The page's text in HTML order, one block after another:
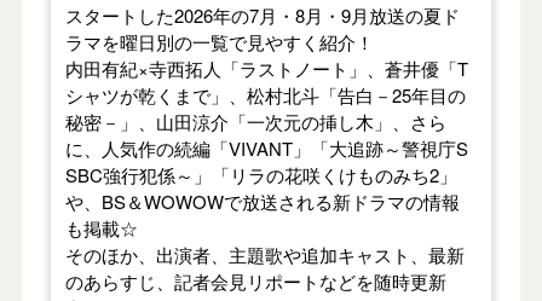
スタートした2026年の7月・8月・9月放送の夏ド
ラマを曜日別の一覧で見やすく紹介！
内田有紀×寺西拓人「ラストノート」、蒼井優「T
シャツが乾くまで」、松村北斗「告白－25年目の
秘密－」、山田涼介「一次元の挿し木」、さら
に、人気作の続編「VIVANT」「大追跡～警視庁S
SBC強行犯係～」「リラの花咲くけものみち2」
や、BS＆WOWOWで放送される新ドラマの情報
も掲載☆
そのほか、出演者、主題歌や追加キャスト、最新
のあらすじ、記者会見リポートなどを随時更新